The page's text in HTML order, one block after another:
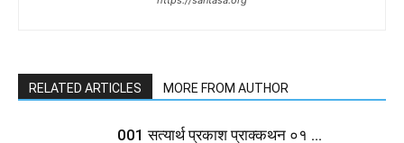
RELATED ARTICLES MORE FROM AUTHOR
001 सत्यार्थ प्रकाश प्राक्कथन ०१ …